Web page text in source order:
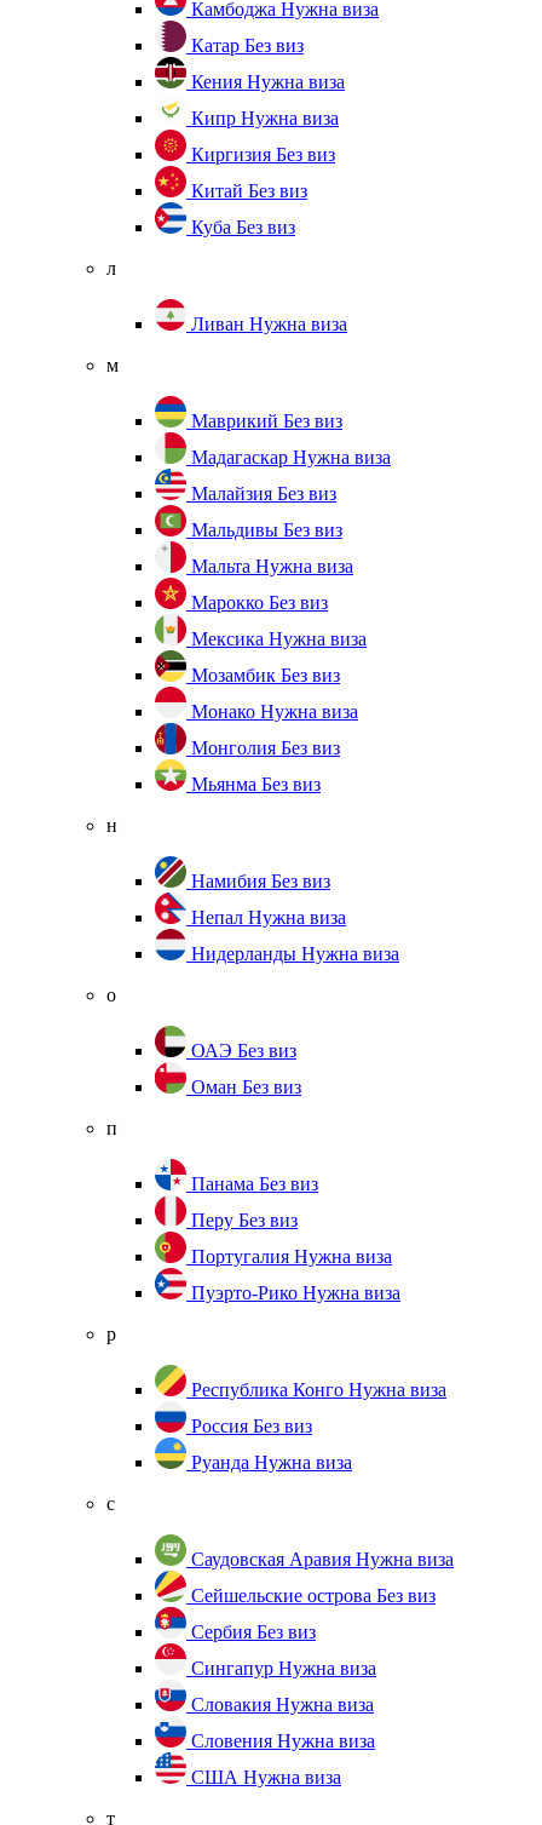
Камбоджа Нужна виза
Катар Без виз
Кения Нужна виза
Кипр Нужна виза
Киргизия Без виз
Китай Без виз
Куба Без виз
л
Ливан Нужна виза
м
Маврикий Без виз
Мадагаскар Нужна виза
Малайзия Без виз
Мальдивы Без виз
Мальта Нужна виза
Марокко Без виз
Мексика Нужна виза
Мозамбик Без виз
Монако Нужна виза
Монголия Без виз
Мьянма Без виз
н
Намибия Без виз
Непал Нужна виза
Нидерланды Нужна виза
о
ОАЭ Без виз
Оман Без виз
п
Панама Без виз
Перу Без виз
Португалия Нужна виза
Пуэрто-Рико Нужна виза
р
Республика Конго Нужна виза
Россия Без виз
Руанда Нужна виза
с
Саудовская Аравия Нужна виза
Сейшельские острова Без виз
Сербия Без виз
Сингапур Нужна виза
Словакия Нужна виза
Словения Нужна виза
США Нужна виза
т